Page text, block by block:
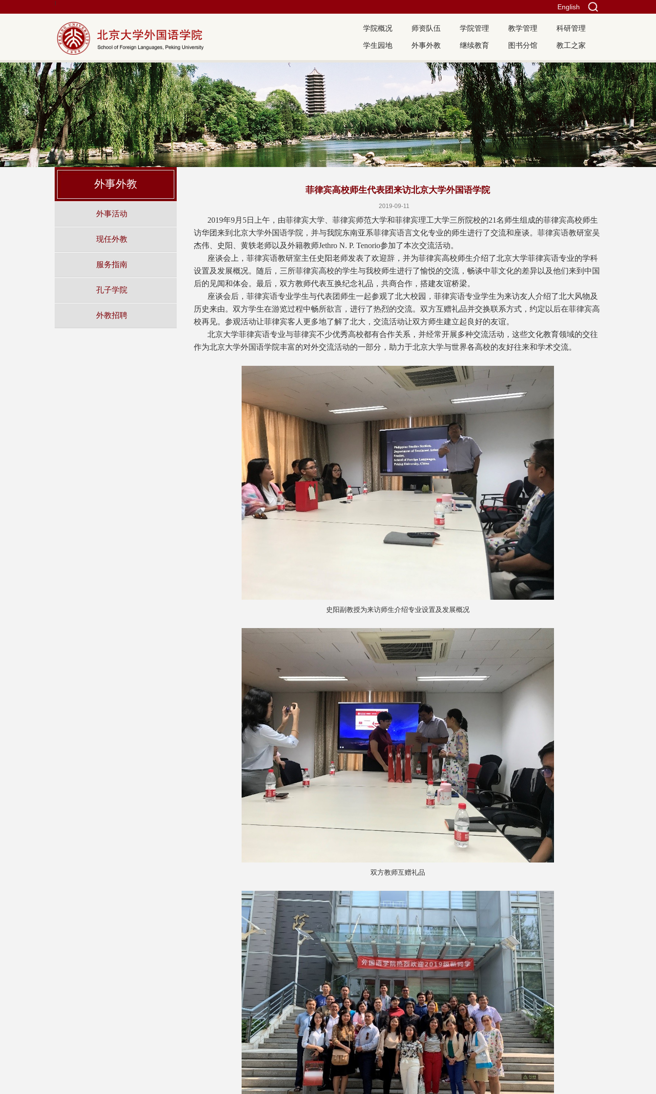
English
|
学院概况 师资队伍 学院管理 教学管理 科研管理
学生园地 外事外教 继续教育 图书分馆 教工之家
外事外教
外事活动
现任外教
服务指南
孔子学院
外教招聘
菲律宾高校师生代表团来访北京大学外国语学院
2019-09-11
2019年9月5日上午，由菲律宾大学、菲律宾师范大学和菲律宾理工大学三所院校的21名师生组成的菲律宾高校师生
访华团来到北京大学外国语学院，并与我院东南亚系菲律宾语言文化专业的师生进行了交流和座谈。菲律宾语教研室吴
杰伟、史阳、黄轶老师以及外籍教师Jethro N. P. Tenorio参加了本次交流活动。
座谈会上，菲律宾语教研室主任史阳老师发表了欢迎辞，并为菲律宾高校师生介绍了北京大学菲律宾语专业的学科
设置及发展概况。随后，三所菲律宾高校的学生与我校师生进行了愉悦的交流，畅谈中菲文化的差异以及他们来到中国
后的见闻和体会。最后，双方教师代表互换纪念礼品，共商合作，搭建友谊桥梁。
座谈会后，菲律宾语专业学生与代表团师生一起参观了北大校园，菲律宾语专业学生为来访友人介绍了北大风物及
历史来由。双方学生在游览过程中畅所欲言，进行了热烈的交流。双方互赠礼品并交换联系方式，约定以后在菲律宾高
校再见。参观活动让菲律宾客人更多地了解了北大，交流活动让双方师生建立起良好的友谊。
北京大学菲律宾语专业与菲律宾不少优秀高校都有合作关系，并经常开展多种交流活动，这些文化教育领域的交往
作为北京大学外国语学院丰富的对外交流活动的一部分，助力于北京大学与世界各高校的友好往来和学术交流。
史阳副教授为来访师生介绍专业设置及发展概况
双方教师互赠礼品